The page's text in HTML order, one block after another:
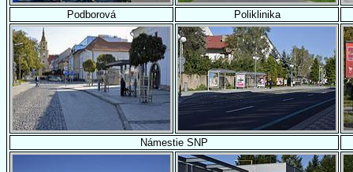
Podborová Poliklinika
Námestie SNP